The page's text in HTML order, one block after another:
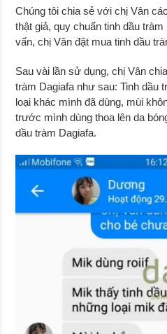
Chúng tôi chia sẻ với chị Vân
thật giả, quy chuẩn tinh dầu
vấn, chị Vân đặt mua tinh dầu
Sau vài lần sử dụng, chị Vân
tràm Dagiafa như sau: Tinh dầu
loại khác mình đã dùng, mùi
trước mình dùng thoa lên da
dầu tràm Dagiafa.